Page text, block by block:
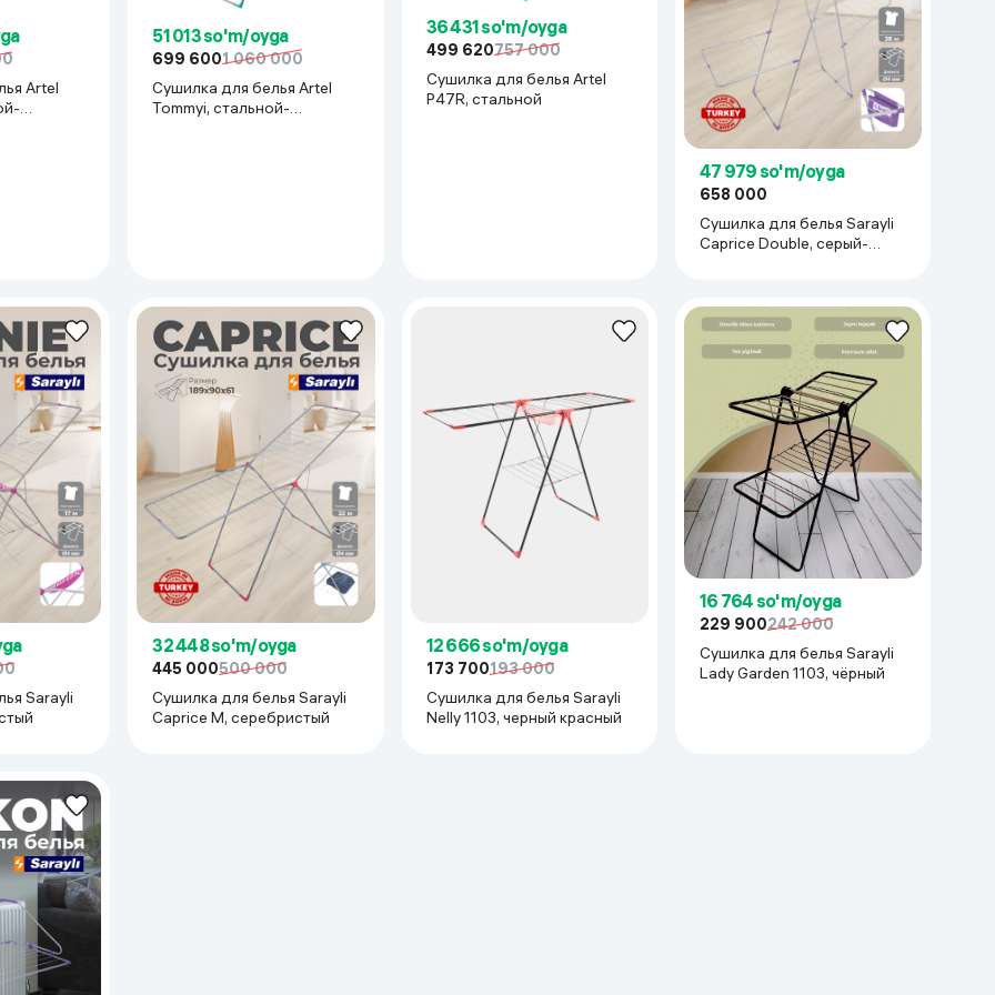
Artel
51 013 so'm/oyga
699 6001 060 000
Сушилка для белья Artel
Tommyi, стальной-
36 431 so'm/oyga
499 620757 000
Сушилка для белья Artel
P47R, стальной
47 979 so'm/oyga
658 000
Сушилка для белья Sarayli
Caprice Double, серый-
Sarayli
32 448 so'm/oyga
445 000500 000
Сушилка для белья Sarayli
Caprice M, серебристый
12 666 so'm/oyga
173 700193 000
Сушилка для белья Sarayli
Nelly 1103, черный красный
16 764 so'm/oyga
229 900242 000
Сушилка для белья Sarayli
Lady Garden 1103, чёрный